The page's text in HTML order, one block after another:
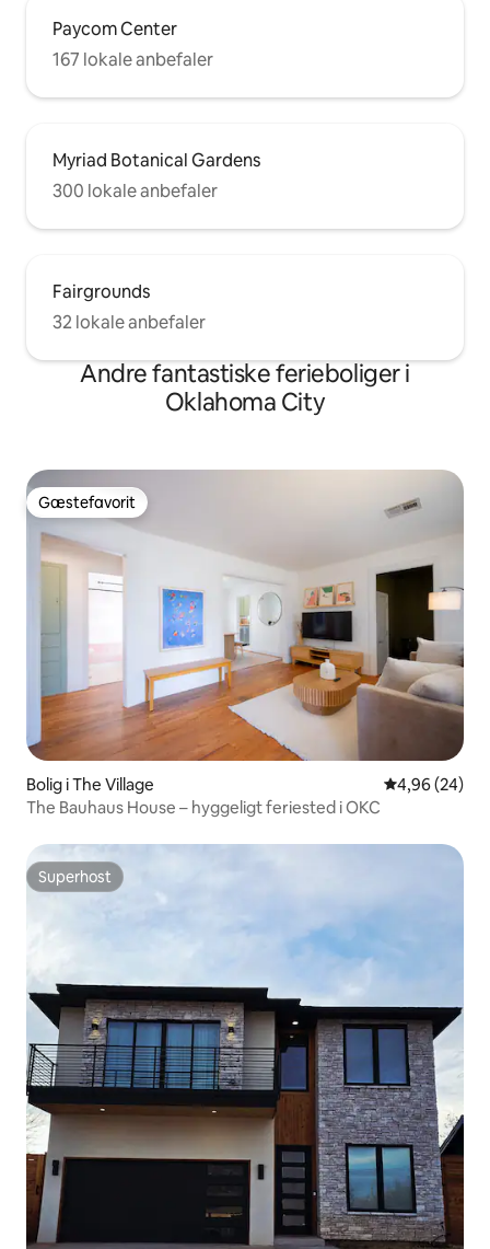
Paycom Center
167 lokale anbefaler
Myriad Botanical Gardens
300 lokale anbefaler
Fairgrounds
32 lokale anbefaler
Andre fantastiske ferieboliger i
Oklahoma City
Gæstefavorit
Gæstefavorit
Bolig i The Village 4,96 ud af 5 i
4,96 (24)
The Bauhaus House – hyggeligt feriested i OKC
Superhost
Superhost